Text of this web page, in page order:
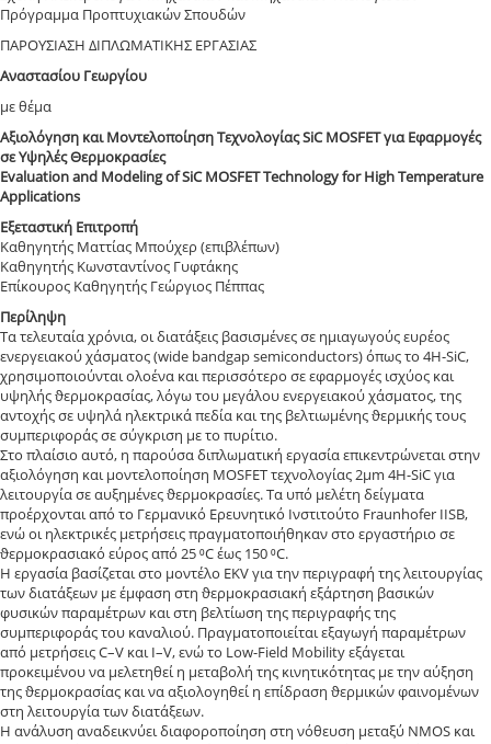
Πρόγραμμα Προπτυχιακών Σπουδών
ΠΑΡΟΥΣΙΑΣΗ ΔΙΠΛΩΜΑΤΙΚΗΣ ΕΡΓΑΣΙΑΣ
Αναστασίου Γεωργίου
με θέμα
Αξιολόγηση και Μοντελοποίηση Τεχνολογίας SiC MOSFET για Εφαρμογές
σε Υψηλές Θερμοκρασίες
Evaluation and Modeling of SiC MOSFET Τechnology for High Temperature
Applications
Εξεταστική Επιτροπή
Καθηγητής Ματτίας Μπούχερ (επιβλέπων)
Καθηγητής Κωνσταντίνος Γυφτάκης
Επίκουρος Καθηγητής Γεώργιος Πέππας
Περίληψη
Τα τελευταία χρόνια, οι διατάξεις βασισμένες σε ημιαγωγούς ευρέος
ενεργειακού χάσματος (wide bandgap semiconductors) όπως το 4H-SiC,
χρησιμοποιούνται ολοένα και περισσότερο σε εφαρμογές ισχύος και
υψηλής ϑερμοκρασίας, λόγω του μεγάλου ενεργειακού χάσματος, της
αντοχής σε υψηλά ηλεκτρικά πεδία και της βελτιωμένης ϑερμικής τους
συμπεριφοράς σε σύγκριση με το πυρίτιο.
Στο πλαίσιο αυτό, η παρούσα διπλωματική εργασία επικεντρώνεται στην
αξιολόγηση και μοντελοποίηση MOSFET τεχνολογίας 2μm 4H-SiC για
λειτουργία σε αυξημένες ϑερμοκρασίες. Τα υπό μελέτη δείγματα
προέρχονται από το Γερμανικό Ερευνητικό Ινστιτούτο Fraunhofer IISB,
ενώ οι ηλεκτρικές μετρήσεις πραγματοποιήθηκαν στο εργαστήριο σε
ϑερμοκρασιακό εύρος από 25 ⁰C έως 150 ⁰C.
Η εργασία βασίζεται στο μοντέλο EKV για την περιγραφή της λειτουργίας
των διατάξεων με έμφαση στη ϑερμοκρασιακή εξάρτηση βασικών
φυσικών παραμέτρων και στη βελτίωση της περιγραφής της
συμπεριφοράς του καναλιού. Πραγματοποιείται εξαγωγή παραμέτρων
από μετρήσεις C–V και I–V, ενώ το Low-Field Mobility εξάγεται
προκειμένου να μελετηθεί η μεταβολή της κινητικότητας με την αύξηση
της ϑερμοκρασίας και να αξιολογηθεί η επίδραση ϑερμικών φαινομένων
στη λειτουργία των διατάξεων.
Η ανάλυση αναδεικνύει διαφοροποίηση στη νόθευση μεταξύ NMOS και